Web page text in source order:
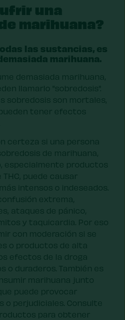
una
marihuana?
las sustancias, es
marihuana.
demasiada marihuana,
llamarlo "sobredosis".
sobredosis son mortales,
tener efectos
certeza si una persona
de marihuana,
especialmente productos
puede causar
intensos o indeseados.
extrema,
ataques de pánico,
y taquicardia. Por eso
con moderación si se
o productos de alta
efectos de la droga
o duraderos. También es
marihuana junto
puede provocar
o perjudiciales. Consulte
para obtener